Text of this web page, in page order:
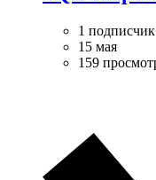
1 подписчик
15 мая
159